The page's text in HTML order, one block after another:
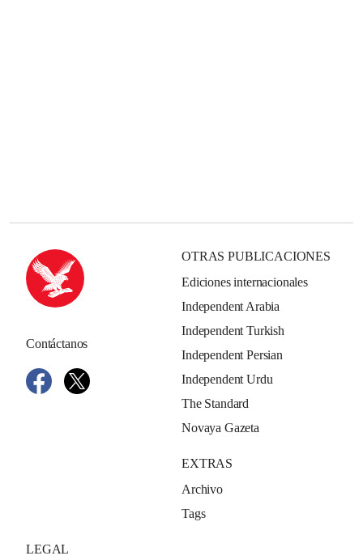
Contáctanos
OTRAS PUBLICACIONES
Ediciones internacionales
Independent Arabia
Independent Turkish
Independent Persian
Independent Urdu
The Standard
Novaya Gazeta
EXTRAS
Archivo
Tags
LEGAL